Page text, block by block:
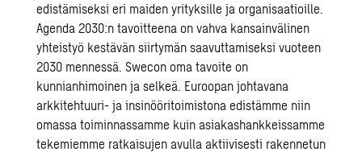
edistämiseksi eri maiden yrityksille ja organisaatioille.
Agenda 2030:n tavoitteena on vahva kansainvälinen
yhteistyö kestävän siirtymän saavuttamiseksi vuoteen
2030 mennessä. Swecon oma tavoite on
kunnianhimoinen ja selkeä. Euroopan johtavana
arkkitehtuuri- ja insinööritoimistona edistämme niin
omassa toiminnassamme kuinasiakashankkeissamme
tekemiemme ratkaisujen avulla aktiivisesti rakennetun